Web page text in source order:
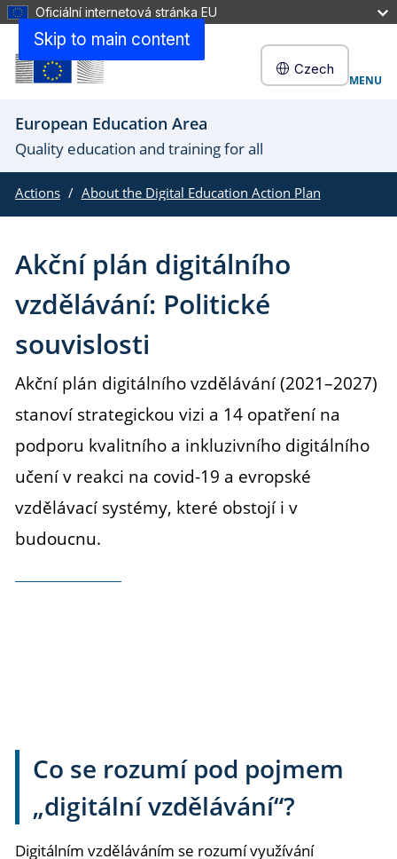
Skip to main content
Oficiální internetová stránka EU
Czech
MENU
European Education Area
Quality education and training for all
Actions About the Digital Education Action Plan
Akční plán digitálního
vzdělávání: Politické
souvislosti
Akční plán digitálního vzdělávání (2021–2027)
stanoví strategickou vizi a 14 opatření na
podporu kvalitního a inkluzivního digitálního
učení v reakci na covid-19 a evropské
vzdělávací systémy, které obstojí i v
budoucnu.
Co se rozumí pod pojmem
„digitální vzdělávání“?
Digitálním vzděláváním se rozumí využívání